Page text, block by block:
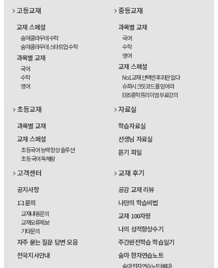
고등교재
교재 스페셜
숨마쿰라우데 수학
숨마쿰라우데 스타트업 수학
과목별 교재
국어
수학
영어
중등교재
과목별 교재
국어
수학
영어
교재 스페셜
No1교재 선택엔 후회란 없다
슈퍼시크릿코드를 믿어라
EBS중학프리미엄 무료강의
초등교재
과목별 교재
교재 스페셜
초등국어 능력 향상 솔루션
초등 국어 독해왕
자료실
학습자료실
선생님 자료실
듣기 파일
고객센터
공지사항
1:1문의
교재내용문의
교재오류제보
기타문의
자주 묻는 질문 답변 모음
전국지사안내
교재 후기
공감 교재 리뷰
나만의 학습비법
교재 100자평
나의 성적향상수기
주간완전학습 학습일기
숨마 한자연습노트
숨마 한자연습노트(베타)